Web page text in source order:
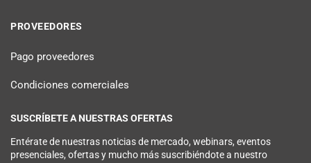
PROVEEDORES
Pago proveedores
Condiciones comerciales
SUSCRÍBETE A NUESTRAS OFERTAS
Entérate de nuestras noticias de mercado, webinars, eventos
presenciales, ofertas y mucho más suscribiéndote a nuestro